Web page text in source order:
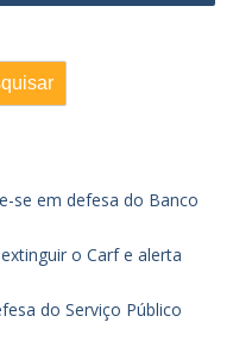
se em defesa do Banco
o Carf e alerta
do Serviço Público